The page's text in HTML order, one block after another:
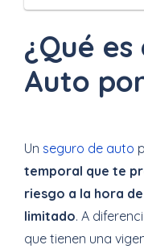
¿Qué
Auto
Un seguro de auto
temporal que te
riesgo a la hora
limitado. A
que tienen una